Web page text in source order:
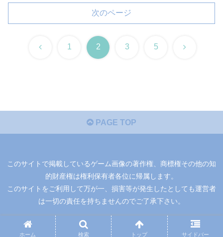
次のページ
前 1 2 3 5 次
PAGE TOP
このサイトで掲載しているゲーム画像の著作権、商標権その他の知
的財産権は権利保有者各位に帰属します。
このサイトをご利用して万が一、損害等が発生したとしても運営者
は一切の責任を持ちませんのでご了承下さい。
運営者 お問い合わせ | プライバシーポリシー
ホーム 検索 トップ サイドバー